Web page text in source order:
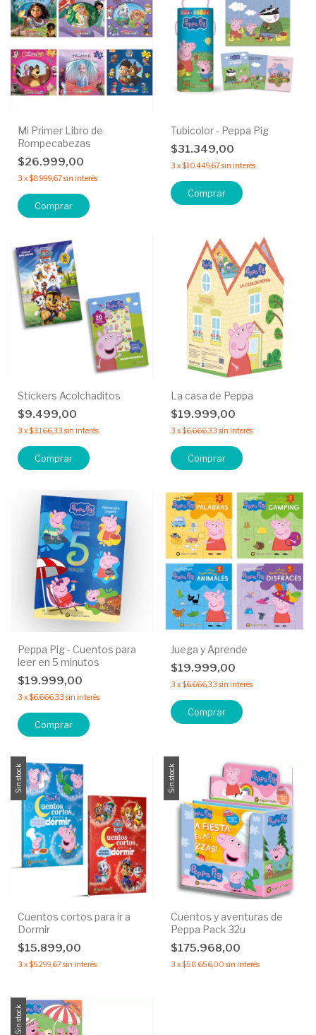
Mi Primer Libro de
Rompecabezas
$26.999,00
3 x$8.999,67sin interés
Comprar
Tubicolor - Peppa Pig
$31.349,00
3 x$10.449,67sin interés
Stickers Acolchaditos
$9.499,00
3 x$3.166,33 sin interés
Comprar
La casa de Peppa
$19.999,00
3 x$6.666,33 sin interés
Peppa Pig - Cuentos para
leer en 5 minutos
$19.999,00
3 x$6.666,33 sin interés
Juega y Aprende
$19.999,00
3 x$6.666,33 sin interés
Comprar
Sin stock
Cuentos cortos para ir a
Dormir
$15.899,00
3 x$5.299,67sin interés
Sin stock
Cuentos y aventuras de
Peppa Pack 32u
$175.968,00
3 x$58.656,00 sin interés
Sin stock